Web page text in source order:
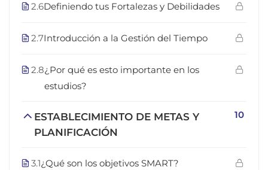
2.6Definiendo tus Fortalezas y Debilidades
2.7Introducción a la Gestión del Tiempo
2.8¿Por qué es esto importante en los
estudios?
ESTABLECIMIENTO DE METAS Y
PLANIFICACIÓN
10
3.1¿Qué son los objetivos SMART?